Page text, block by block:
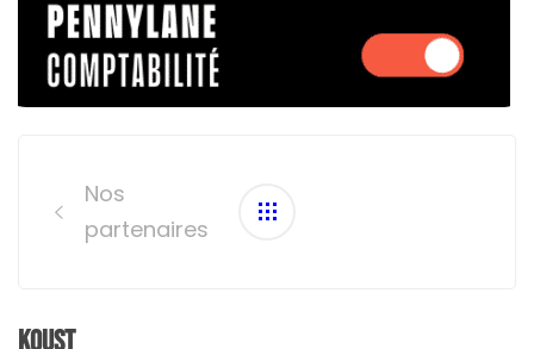
navigation
Nos
partenaires